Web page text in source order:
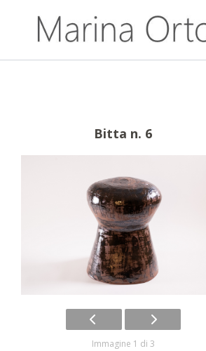
contenuto
Bitta n. 6
Immagine 1 di 3